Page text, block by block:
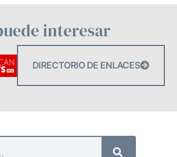
interesar
DIRECTORIO DE ENLACES